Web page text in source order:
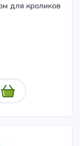
для кроликов